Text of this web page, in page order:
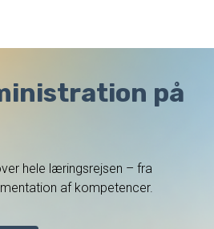
på
hele læringsrejsen – fra
af kompetencer.